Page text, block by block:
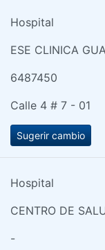
Hospital
ESE CLINICA
6487450
Calle 4 # 7 - 01
Sugerir cambio
Hospital
CENTRO DE
-